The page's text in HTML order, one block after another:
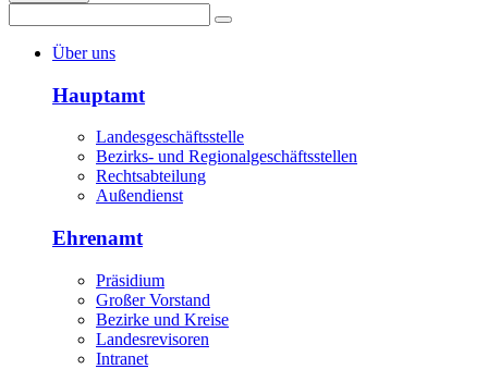
Über uns
Hauptamt
Landesgeschäftsstelle
Bezirks- und Regionalgeschäftsstellen
Rechtsabteilung
Außendienst
Ehrenamt
Präsidium
Großer Vorstand
Bezirke und Kreise
Landesrevisoren
Intranet